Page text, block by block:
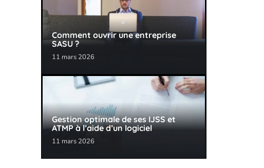
Comment ouvrir une entreprise
SASU ?
11 mars 2026
Gestion optimale de ses IJSS et
ATMP à l’aide d’un logiciel
11 mars 2026